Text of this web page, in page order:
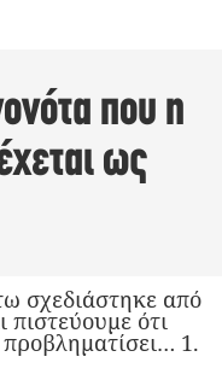
που η
ως
σχεδιάστηκε από
ότι
1.